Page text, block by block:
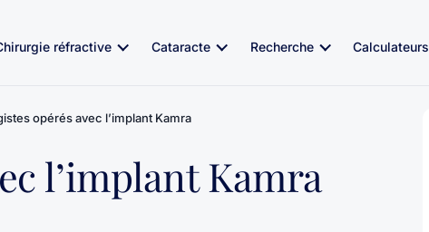
réfractive Cataracte Recherche Calculateurs
opérés avec l’implant Kamra
l’implant Kamra